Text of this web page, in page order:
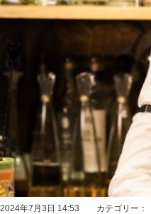
2024年7月3日 14:53 カテゴリー：